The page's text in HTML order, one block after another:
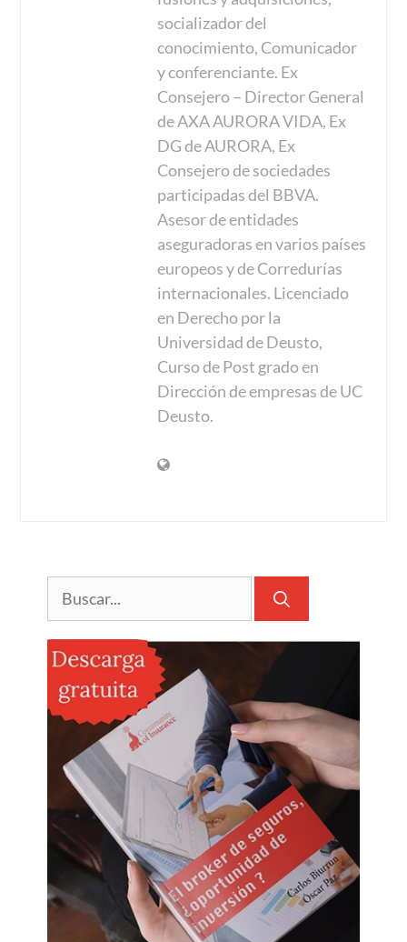
socializador del
conocimiento, Comunicador
y conferenciante. Ex
Consejero – Director General
de AXA AURORA VIDA, Ex
DG de AURORA, Ex
Consejero de sociedades
participadas del BBVA.
Asesor de entidades
aseguradoras en varios países
europeos y de Corredurías
internacionales. Licenciado
en Derecho por la
Universidad de Deusto,
Curso de Post grado en
Dirección de empresas de UC
Deusto.